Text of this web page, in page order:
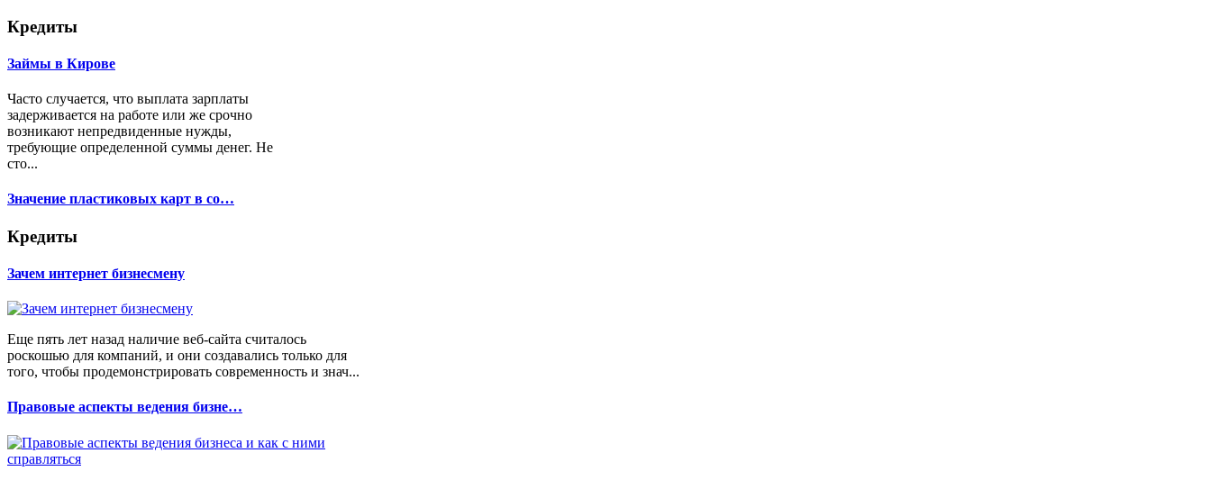
Кредиты
Займы в Кирове
Часто случается, что выплата зарплаты
задерживается на работе или же срочно
возникают непредвиденные нужды,
требующие определенной суммы денег. Не
сто...
Значение пластиковых карт в со…
Кредиты
Зачем интернет бизнесмену
Еще пять лет назад наличие веб-сайта считалось
роскошью для компаний, и они создавались только для
того, чтобы продемонстрировать современность и знач...
Правовые аспекты ведения бизне…